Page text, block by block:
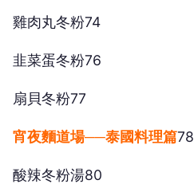
雞肉丸冬粉74
韭菜蛋冬粉76
扇貝冬粉77
宵夜麵道場──泰國料理篇78
酸辣冬粉湯80